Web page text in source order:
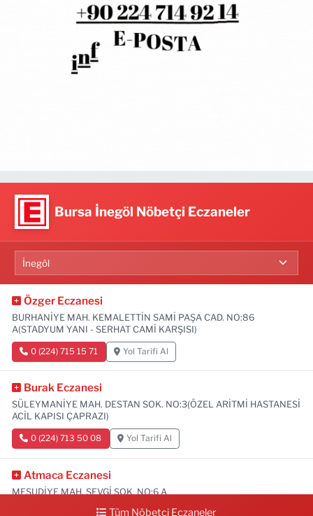
Bursa İnegöl Nöbetçi Eczaneler
Özger Eczanesi
BURHANİYE MAH. KEMALETTİN SAMİ PAŞA CAD. NO:86
A(STADYUM YANI - SERHAT CAMİ KARŞISI)
0 (224) 715 15 71 Yol Tarifi Al
Burak Eczanesi
SÜLEYMANİYE MAH. DESTAN SOK. NO:3(ÖZEL ARİTMİ HASTANESİ
ACİL KAPISI ÇAPRAZI)
0 (224) 713 50 08 Yol Tarifi Al
Atmaca Eczanesi
MESUDİYE MAH. SEVGİ SOK. NO:6 A
0 (224) 711 04 24 Yol Tarifi Al
Tüm Nöbetçi Eczaneler